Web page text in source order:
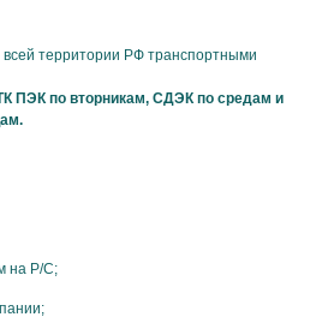
территории РФ транспортными
ПЭК по вторникам, СДЭК по средам и
на Р/С;